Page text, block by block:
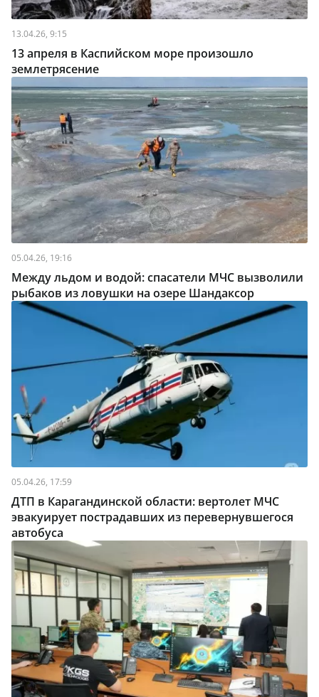
13.04.26, 9:15
13 апреля в Каспийском море произошло
землетрясение
05.04.26, 19:16
Между льдом и водой: спасатели МЧС вызволили
рыбаков из ловушки на озере Шандаксор
05.04.26, 17:59
ДТП в Карагандинской области: вертолет МЧС
эвакуирует пострадавших из перевернувшегося
автобуса